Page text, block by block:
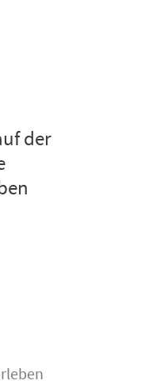
der